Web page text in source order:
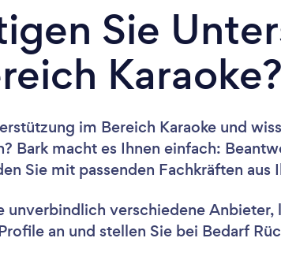
Sie
Karaoke?
im Bereich Karaoke und
Bark macht es Ihnen einfach:
Sie mit passenden Fachkräften aus
unverbindlich verschiedene Anbieter,
an und stellen Sie bei Bedarf